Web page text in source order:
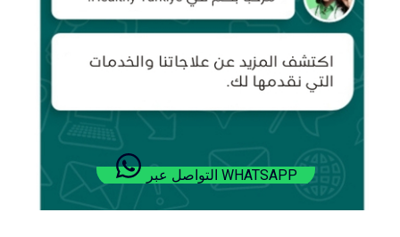
التواصل عبر WHATSAPP